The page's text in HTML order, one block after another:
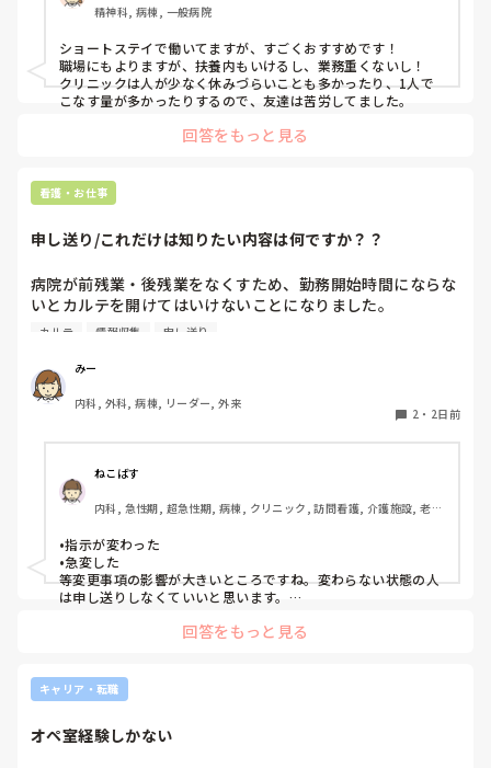
精神科, 病棟, 一般病院
ショートステイで働いてますが、すごくおすすめです！
職場にもよりますが、扶養内もいけるし、業務重くないし！
クリニックは人が少なく休みづらいことも多かったり、1人で
こなす量が多かったりするので、友達は苦労してました。
回答をもっと見る
看護・お仕事
申し送り/これだけは知りたい内容は何ですか？？
病院が前残業・後残業をなくすため、勤務開始時間にならな
いとカルテを開けてはいけないことになりました。
りと記録に残していない場合はとても困ることが増えまし
た。申し送り自体は存在していますが、後残業もなくす風潮
で、5分以内で終わるように、と言われています。
人にもよるのですが、端的な申し送りのためにこれだけは知
っておきたい内容は何ですか？？
カルテ 情報収集 申し送り
みー
内科, 外科, 病棟, リーダー, 外来
2 ・ 2日前
ねこばす
内科, 急性期, 超急性期, 病棟, クリニック, 訪問看護, 介護施設, 老健
末期, 透析, 保育園・学校, SCU, 派遣, 小規模多機能, 看護多機能
•指示が変わった
•急変した
等変更事項の影響が大きいところですね。変わらない状態の人
は申し送りしなくていいと思います。
Wordで文章を作って渡してました。
回答をもっと見る
キャリア・転職
オペ室経験しかない